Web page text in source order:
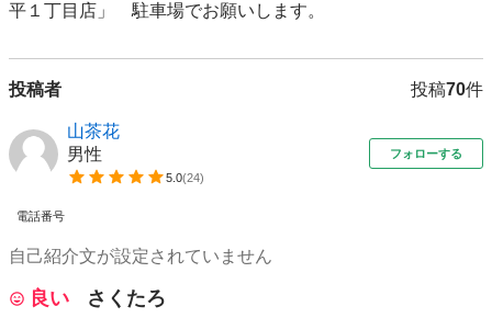
平１丁目店」　駐車場でお願いします。
投稿者 投稿70件
山茶花
男性
5.0(24)
フォローする
電話番号
自己紹介文が設定されていません
良い さくたろ